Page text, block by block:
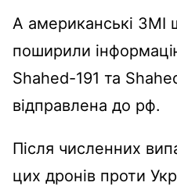
А американські ЗМІ
поширили
Shahed-191 та
відправлена до рф.
Після численних
цих дронів проти